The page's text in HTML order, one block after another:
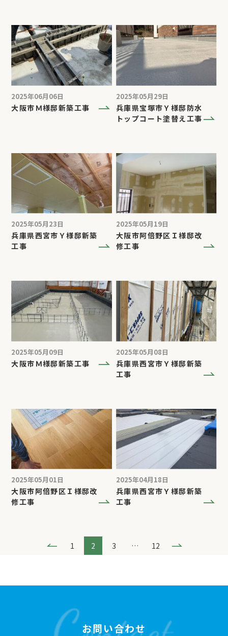
2025年06月06日
大阪市Ｍ様邸新築工事
2025年05月29日
兵庫県宝塚市Ｙ様邸防水
トップコート塗替え工事
2025年05月23日
兵庫県西宮市Ｙ様邸新築
工事
2025年05月19日
大阪市阿倍野区Ｉ様邸改
修工事
2025年05月09日
大阪市Ｍ様邸新築工事
2025年05月08日
兵庫県西宮市Ｙ様邸新築
工事
2025年05月01日
大阪市阿倍野区Ｉ様邸改
修工事
2025年04月18日
兵庫県西宮市Ｙ様邸新築
工事
1 2 3 … 12
お問い合わせ